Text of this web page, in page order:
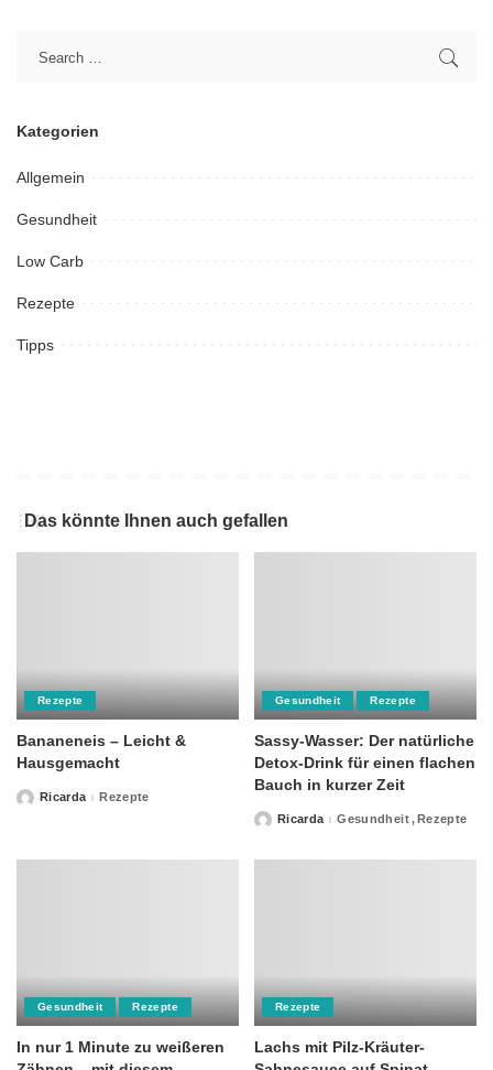
Kategorien
Allgemein
Gesundheit
Low Carb
Rezepte
Tipps
Das könnte Ihnen auch gefallen
Rezepte
Bananeneis – Leicht &
Hausgemacht
PostedRicarda Rezepte
Gesundheit Rezepte
Sassy-Wasser: Der natürliche
Detox-Drink für einen flachen
Bauch in kurzer Zeit
PostedRicarda Gesundheit Rezepte
Gesundheit Rezepte
In nur 1 Minute zu weißeren
Rezepte
Lachs mit Pilz-Kräuter-